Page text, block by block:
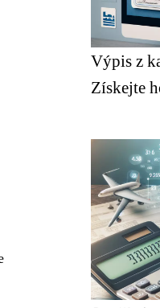
Výpis z
Získejte